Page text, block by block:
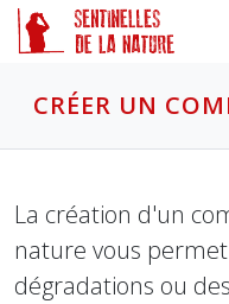
CRÉER UN
La création d'un
nature vous
dégradations ou
Panneau de gestion des